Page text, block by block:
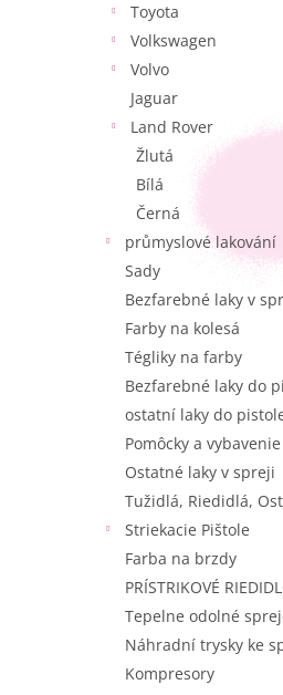
Toyota
Volkswagen
Volvo
Jaguar
Land Rover
Žlutá
Bílá
Černá
průmyslové lakování
Sady
Bezfarebné laky v
Farby na kolesá
Tégliky na farby
Bezfarebné laky do
ostatní laky do
Pomôcky a vybavenie
Ostatné laky v spreji
Tužidlá, Riedidlá,
Striekacie Pištole
Farba na brzdy
PRÍSTRIKOVÉ
Tepelne odolné
Náhradní trysky ke
Kompresory